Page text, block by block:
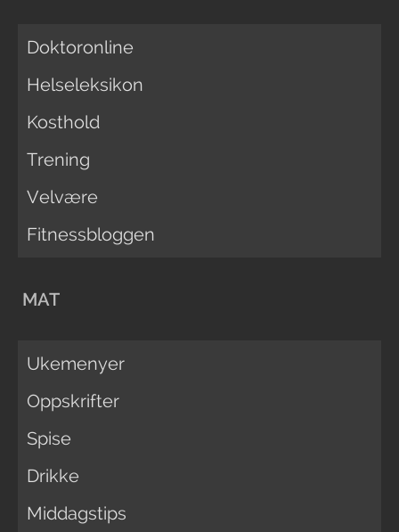
Doktoronline
Helseleksikon
Kosthold
Trening
Velvære
Fitnessbloggen
MAT
Ukemenyer
Oppskrifter
Spise
Drikke
Middagstips